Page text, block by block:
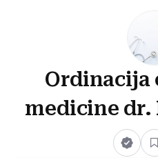
Ordinacija
medicine dr.